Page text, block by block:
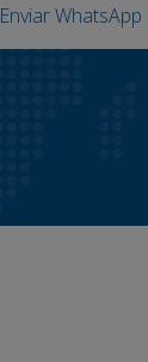
Enviar WhatsApp